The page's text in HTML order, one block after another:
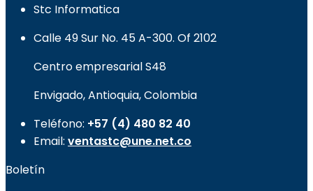
Stc Informatica
Calle 49 Sur No. 45 A-300. Of 2102
Centro empresarial S48
Envigado, Antioquia, Colombia
Teléfono: +57 (4) 480 82 40
Email: ventastc@une.net.co
Boletín